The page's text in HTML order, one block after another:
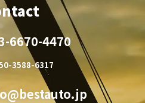
6670-4470
3588-6317